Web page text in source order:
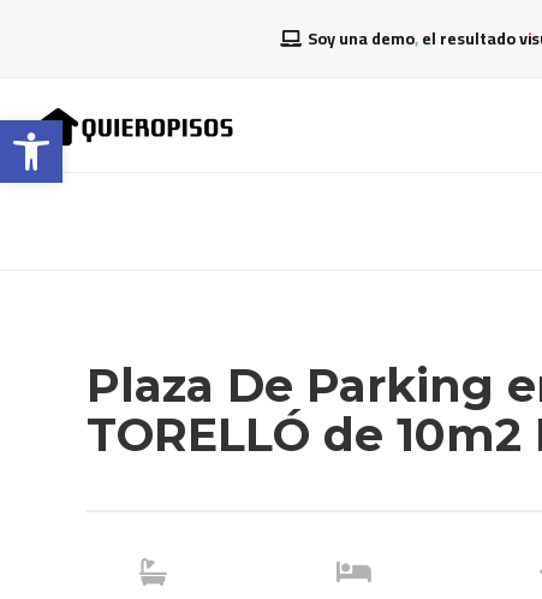
Abrir barra de herramientas
Soy una demo, el resultado
Plaza De Parking
TORELLÓ de 10m2